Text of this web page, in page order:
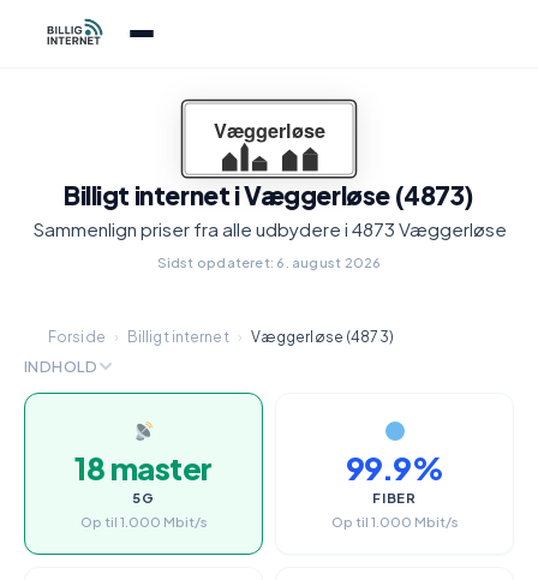
Billigt internet i Væggerløse (4873)
Sammenlign priser fra alle udbydere i 4873 Væggerløse
Sidst opdateret: 6. august 2026
Forside › Billigt internet › Væggerløse (4873)
INDHOLD
18 master
5G
Op til 1.000 Mbit/s
99.9%
FIBER
Op til 1.000 Mbit/s